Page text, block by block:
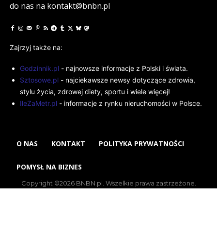
do nas na kontakt@bnbn.pl
Zajrzyj także na:
Godzinnik.pl - najnowsze informacje z Polski i świata.
Sztosowe.pl - najciekawsze newsy dotyczące zdrowia,
stylu życia, zdrowej diety, sportu i wiele więcej!
IleZaMetr.pl - informacje z rynku nieruchomości w Polsce.
O NAS KONTAKT POLITYKA PRYWATNOŚCI
POMYSŁ NA BIZNES
Copyright ©2026 BNBN.pl. Wszelkie prawa zastrzeżone.